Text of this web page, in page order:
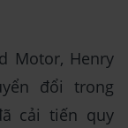
Motor, Henry
đổi trong
cải tiến quy